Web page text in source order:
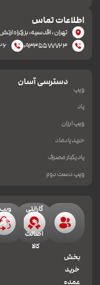
اطلاعات تماس
تهران، اقدسیه، بزرکراه
۰۹۳۳۵۵۷۷۷۲۳
دسترسی آسان
ویپ
پاد
ویپ ارزان
خرید پادماد
پاد یکبار مصرف
ویپ دست دوم
بخش
خرید
عمده
گارانتی
و
اصالت
کالا